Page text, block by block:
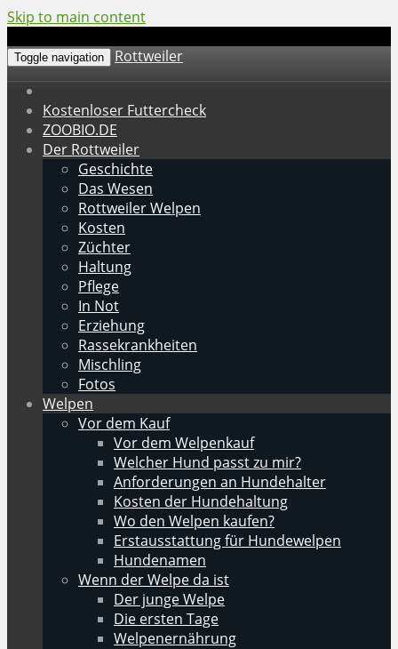
Skip to main content
Toggle navigation Rottweiler
Kostenloser Futtercheck
ZOOBIO.DE
Der Rottweiler
Geschichte
Das Wesen
Rottweiler Welpen
Kosten
Züchter
Haltung
Pflege
In Not
Erziehung
Rassekrankheiten
Mischling
Fotos
Welpen
Vor dem Kauf
Vor dem Welpenkauf
Welcher Hund passt zu mir?
Anforderungen an Hundehalter
Kosten der Hundehaltung
Wo den Welpen kaufen?
Erstausstattung für Hundewelpen
Hundenamen
Wenn der Welpe da ist
Der junge Welpe
Die ersten Tage
Welpenernährung